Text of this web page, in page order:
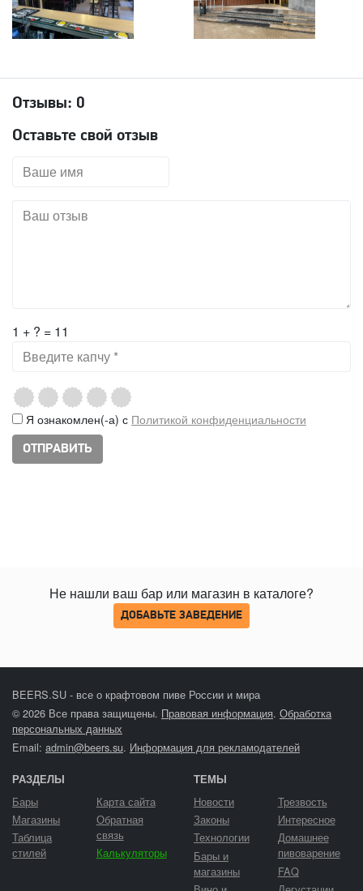
Отзывы: 0
Оставьте свой отзыв
1 + ? = 11
Я ознакомлен(-а) с Политикой конфиденциальности
Не нашли ваш бар или магазин в каталоге?
ДОБАВЬТЕ ЗАВЕДЕНИЕ
BEERS.SU - все о крафтовом пиве России и мира
© 2026 Все права защищены. Правовая информация. Обработка
персональных данных
Email: admin@beers.su. Информация для рекламодателей
РАЗДЕЛЫ
Бары
Магазины
Таблица
стилей
Карта сайта
Обратная
связь
Калькуляторы
ТЕМЫ
Новости
Законы
Технологии
Бары и
магазины
Трезвость
Интересное
Домашнее
пивоварение
FAQ